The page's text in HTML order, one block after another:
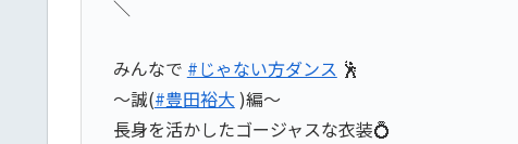
＼
みんなで #じゃない方ダンス 🕺
〜誠(#豊田裕大 )編〜
長身を活かしたゴージャスな衣装💍